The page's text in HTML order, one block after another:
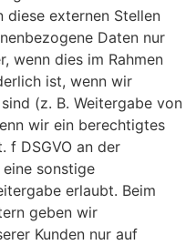
diese externen Stellen
Daten nur
wenn dies im Rahmen
ist, wenn wir
(z. B. Weitergabe von
wir ein berechtigtes
f DSGVO an der
sonstige
erlaubt. Beim
geben wir
Kunden nur auf